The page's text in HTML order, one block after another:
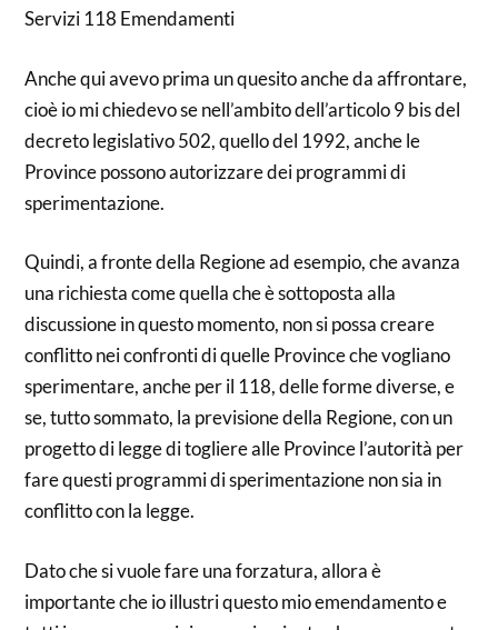
Servizi 118 Emendamenti
Anche qui avevo prima un quesito anche da affrontare,
cioè io mi chiedevo se nell’ambito dell’articolo 9 bis del
decreto legislativo 502, quello del 1992, anche le
Province possono autorizzare dei programmi di
sperimentazione.
Quindi, a fronte della Regione ad esempio, che avanza
una richiesta come quella che è sottoposta alla
discussione in questo momento, non si possa creare
conflitto nei confronti di quelle Province che vogliano
sperimentare, anche per il 118, delle forme diverse, e
se, tutto sommato, la previsione della Regione, con un
progetto di legge di togliere alle Province l’autorità per
fare questi programmi di sperimentazione non sia in
conflitto con la legge.
Dato che si vuole fare una forzatura, allora è
importante che io illustri questo mio emendamento e